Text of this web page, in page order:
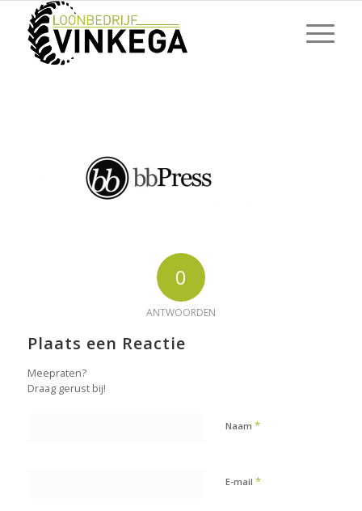
0
ANTWOORDEN
Plaats een Reactie
Meepraten?
Draag gerust bij!
Naam *
E-mail *